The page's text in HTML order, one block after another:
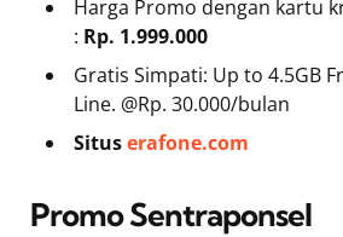
Harga Promo dengan kartu
: Rp. 1.999.000
Gratis Simpati: Up to 4.5GB
Line. @Rp. 30.000/bulan
Situserafone.com
Promo Sentraponsel